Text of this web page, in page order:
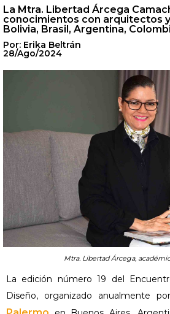
La Mtra. Libertad Árcega
conocimientos con arquitectos
Bolivia, Brasil, Argentina,
Por: Erika Beltrán
28/Ago/2024
Mtra. Libertad Árcega,
La edición número 19 del
Diseño, organizado anualmente